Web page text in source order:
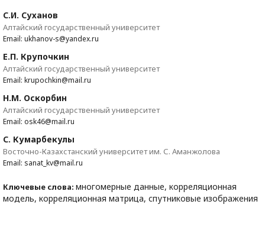
С.И. Суханов
Алтайский государственный университет
Email: ukhanov-s@yandex.ru
Е.П. Крупочкин
Алтайский государственный университет
Email: krupochkin@mail.ru
Н.М. Оскорбин
Алтайский государственный университет
Email: osk46@mail.ru
С. Кумарбекулы
Восточно-Казахстанский университет им. С. Аманжолова
Email: sanat_kv@mail.ru
Ключевые слова: многомерные данные, корреляционная
модель, корреляционная матрица, спутниковые изображения